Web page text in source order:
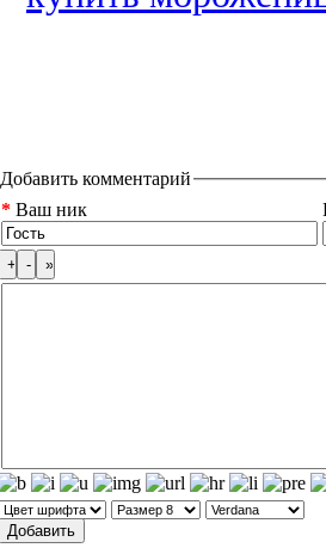
Добавить комментарий
* Ваш ник